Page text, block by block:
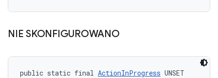
NIE SKONFIGUROWANO
public static final ActionInProgress UNSET